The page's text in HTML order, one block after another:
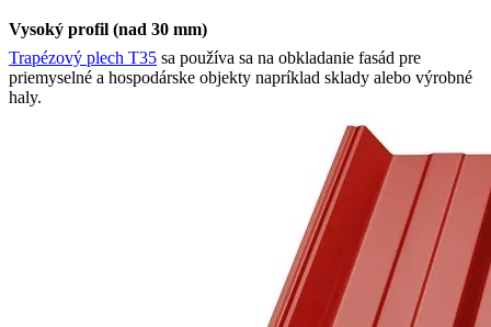
Vysoký profil (nad 30 mm)
Trapézový plech T35 sa používa sa na obkladanie fasád pre
priemyselné a hospodárske objekty napríklad sklady alebo výrobné
haly.